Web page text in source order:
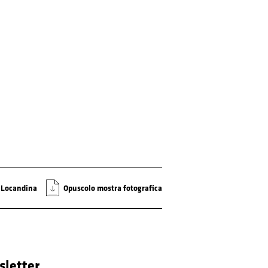
Locandina Opuscolo mostra fotografica